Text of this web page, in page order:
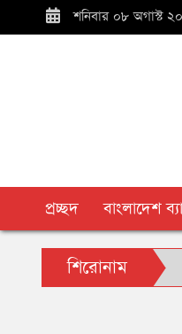
শনিবার ০৮ অগাস্ট
প্রচ্ছদ বাংলাদেশ
শিরোনাম